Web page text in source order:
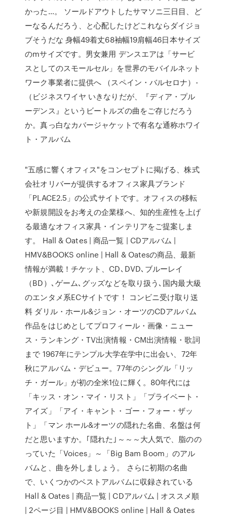
かった…。 ソールドアウトしたサマソニ三日目、ど
ーなるんだろう、と心配したけどこれならダイジョ
ブそうだな 身幅49着丈68袖幅19肩幅46日本サイズ
のmサイズです。男女兼用 デンスエアは「サービ
スとしてのスモールセル」を世界のモバイルネット
ワーク事業者に提供へ （スペイン・バルセロナ）-
（ビジネスワイヤ いきなりだが、『ディア・プル
ーデンス』というビートルズの曲をご存じだろう
か。真っ白なカバージャケットで有名な通称ホワイ
ト・アルバム
"五感に響くオフィス"をコンセプトに掲げる、株式
会社オリバーが提供するオフィス家具ブランド
「PLACE2.5」の公式サイトです。オフィスの移転
や新規開設をお考えの企業様へ、知的生産性を上げ
る最適なオフィス家具・インテリアをご提案しま
す。 Hall & Oates | 商品一覧 | CDアルバム |
HMV&BOOKS online | Hall & Oatesの商品、最新
情報が満載！チケット、CD､DVD､ブルーレイ
（BD）､ゲーム､グッズなどを取り扱う､国内最大級
のエンタメ系ECサイトです！ コンビニ受け取り送
料 ダリル・ホール&ジョン・オーツのCDアルバム
作品をはじめとしてプロフィール・画像・ニュー
ス・ランキング・TV出演情報・CM出演情報・歌詞
まで 1967年にテンプル大学在学中に出会い、72年
秋にアルバム・デビュー。77年のシングル「リッ
チ・ガール」が初の全米1位に輝く。80年代には
「キッス・オン・マイ・リスト」「プライベート・
アイズ」「アイ・キャント・ゴー・フォー・ザッ
ト」「マン ホール&オーツの隠れた名曲、名盤は何
だと思いますか。｢隠れた｣～～～大人気で、脂のの
っていた「Voices」～「Big Bam Boom」のアル
バムと、曲を外しましょう。 さらに初期の名曲
で、いくつかのベストアルバムに収録されている
Hall & Oates | 商品一覧 | CDアルバム | オススメ順
| 2ページ目 | HMV&BOOKS online | Hall & Oates